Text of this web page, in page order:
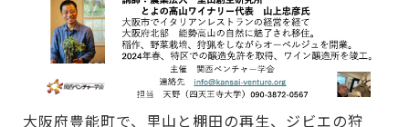
大阪府豊能町で、里山と棚田の再生、ジビエの狩